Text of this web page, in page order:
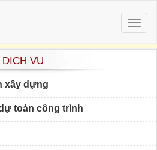
DỊCH VỤ
xây dựng
toán công trình